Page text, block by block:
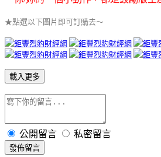
★點選以下圖片即可訂購去～
載入更多
公開留言 私密留言
發佈留言